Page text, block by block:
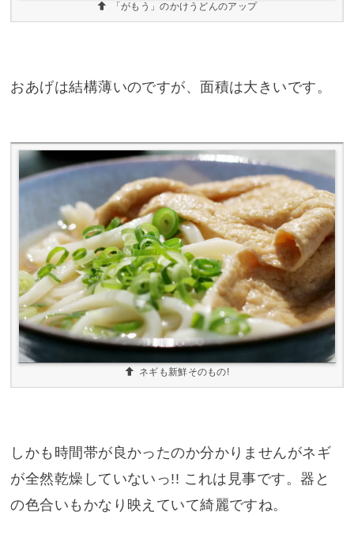
「がもう」のかけうどんのアップ
おあげは結構薄いのですが、面積は大きいです。
ネギも新鮮そのもの!
しかも時間帯が良かったのか分かりませんがネギ
が全然乾燥していないっ!! これは見事です。器と
の色合いもかなり映えていて綺麗ですね。